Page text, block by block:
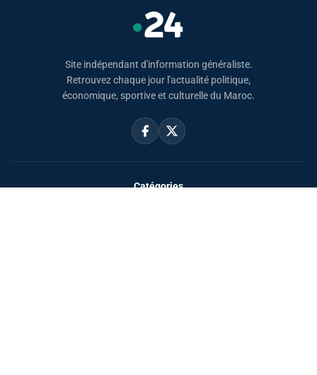
Site indépendant d'information généraliste.
Retrouvez chaque jour l'actualité politique,
économique, sportive et culturelle du Maroc.
Catégories